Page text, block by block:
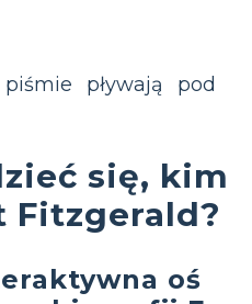
pływają pod
się, kim
Fitzgerald?
oś